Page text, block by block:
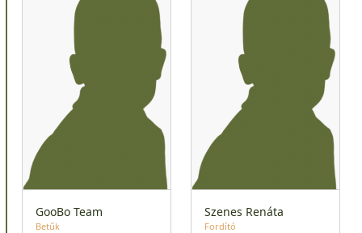
GooBo Team
Betűk
Szenes Renáta
Fordító